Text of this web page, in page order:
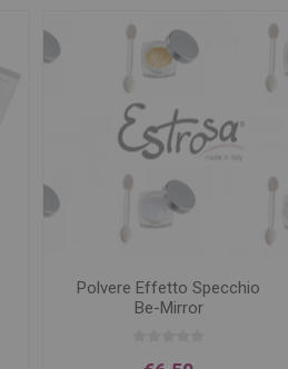
Polvere Effetto Specchio
Be-Mirror